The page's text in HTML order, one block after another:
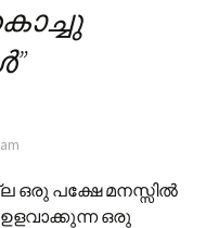
”
ഒരു പക്ഷേ മനസ്സില്‍
ഒരു